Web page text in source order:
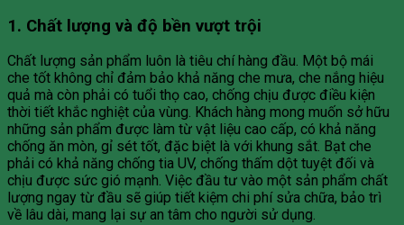
1. Chất lượng và độ bền vượt trội
Chất lượng sản phẩm luôn là tiêu chí hàng đầu. Một bộ mái
che tốt không chỉ đảm bảo khả năng che mưa, che nắng hiệu
quả mà còn phải có tuổi thọ cao, chống chịu được điều kiện
thời tiết khắc nghiệt của vùng. Khách hàng mong muốn sở hữu
những sản phẩm được làm từ vật liệu cao cấp, có khả năng
chống ăn mòn, gỉ sét tốt, đặc biệt là với khung sắt. Bạt che
phải có khả năng chống tia UV, chống thấm dột tuyệt đối và
chịu được sức gió mạnh. Việc đầu tư vào một sản phẩm chất
lượng ngay từ đầu sẽ giúp tiết kiệm chi phí sửa chữa, bảo trì
về lâu dài, mang lại sự an tâm cho người sử dụng.